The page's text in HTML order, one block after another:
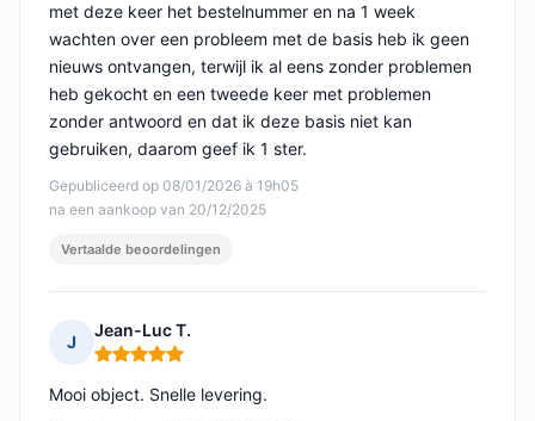
Gepubliceerd op 08/01/2026 à 19h05
na een aankoop van 20/12/2025
met deze keer het bestelnummer en na 1 week
wachten over een probleem met de basis heb ik geen
nieuws ontvangen, terwijl ik al eens zonder problemen
heb gekocht en een tweede keer met problemen
zonder antwoord en dat ik deze basis niet kan
gebruiken, daarom geef ik 1 ster.
Vertaalde beoordelingen
J
Jean-Luc T.
Opmerking: 5 van 5
Mooi object. Snelle levering.